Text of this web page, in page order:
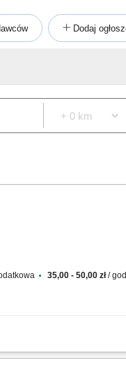
Dodaj
35,00 - 50,00 zł/
transportu, aby dotarły w